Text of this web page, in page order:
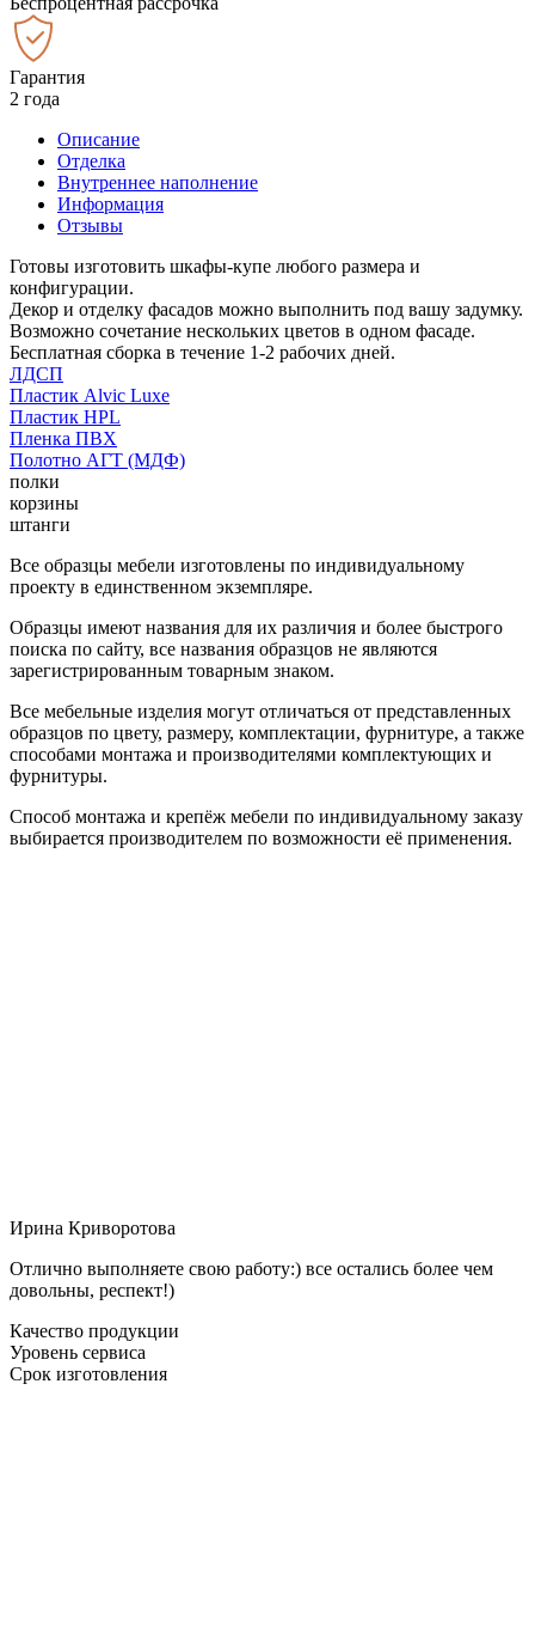
Гарантия
2 года
Описание
Отделка
Внутреннее наполнение
Информация
Отзывы
Готовы изготовить шкафы-купе любого размера и
конфигурации.
Декор и отделку фасадов можно выполнить под вашу задумку.
Возможно сочетание нескольких цветов в одном фасаде.
Бесплатная сборка в течение 1-2 рабочих дней.
ЛДСП
Пластик Alvic Luxe
Пластик HPL
Пленка ПВХ
Полотно АГТ (МДФ)
полки
корзины
штанги
Все образцы мебели изготовлены по индивидуальному
проекту в единственном экземпляре.
Образцы имеют названия для их различия и более быстрого
поиска по сайту, все названия образцов не являются
зарегистрированным товарным знаком.
Все мебельные изделия могут отличаться от представленных
образцов по цвету, размеру, комплектации, фурнитуре, а также
способами монтажа и производителями комплектующих и
фурнитуры.
Способ монтажа и крепёж мебели по индивидуальному заказу
выбирается производителем по возможности её применения.
Ирина Криворотова
Отлично выполняете свою работу:) все остались более чем
довольны, респект!)
Качество продукции
Уровень сервиса
Срок изготовления